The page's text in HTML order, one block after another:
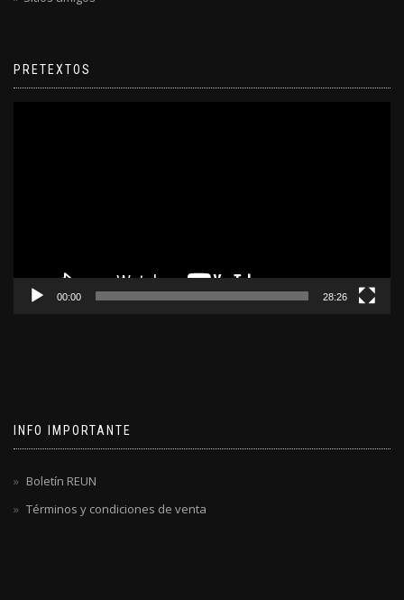
PRETEXTOS
00:00 28:26
INFO IMPORTANTE
Boletín REUN
Términos y condiciones de venta